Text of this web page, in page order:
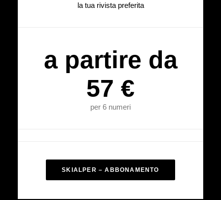
la tua rivista preferita
a partire da
57 €
per 6 numeri
SKIALPER – ABBONAMENTO